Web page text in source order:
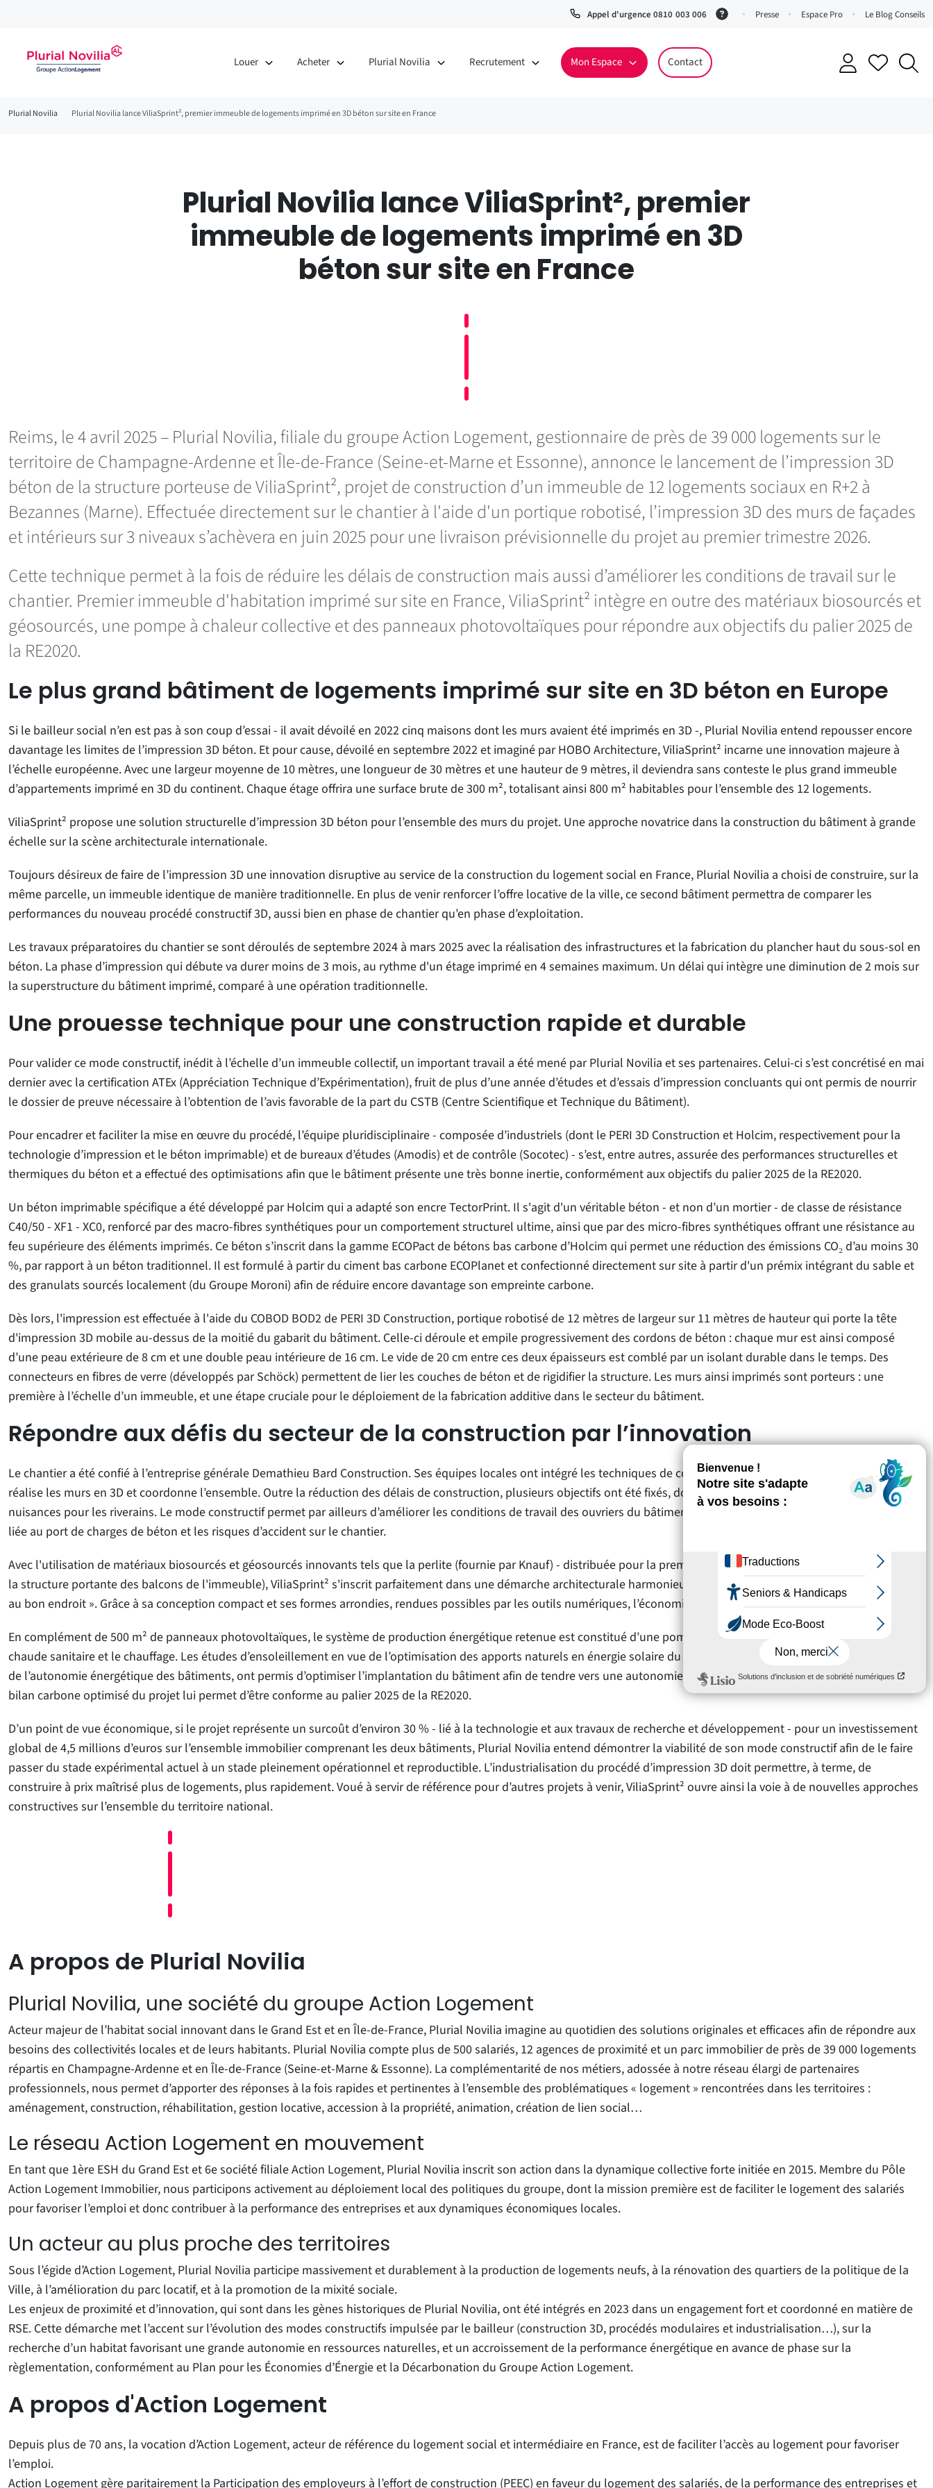
Appel d'urgence 0810 003 006
(ServicePresse Espace Pro Le Blog Conseils
Louer Acheter Plurial Novilia Recrutement Mon Espace Contact
Fil
Plurial Novilia Plurial Novilia lance ViliaSprint², premier immeuble de logements imprimé en 3D béton sur site en France
Plurial Novilia lance ViliaSprint², premier
immeuble de logements imprimé en 3D
béton sur site en France
Reims, le 4 avril 2025 – Plurial Novilia, filiale du groupe Action Logement, gestionnaire de près de 39 000 logements sur le
territoire de Champagne-Ardenne et Île-de-France (Seine-et-Marne et Essonne), annonce le lancement de l’impression 3D
béton de la structure porteuse de ViliaSprint², projet de construction d’un immeuble de 12 logements sociaux en R+2 à
Bezannes (Marne). Effectuée directement sur le chantier à l'aide d'un portique robotisé, l’impression 3D des murs de façades
et intérieurs sur 3 niveaux s’achèvera en juin 2025 pour une livraison prévisionnelle du projet au premier trimestre 2026.
Cette technique permet à la fois de réduire les délais de construction mais aussi d’améliorer les conditions de travail sur le
chantier. Premier immeuble d'habitation imprimé sur site en France, ViliaSprint² intègre en outre des matériaux biosourcés et
géosourcés, une pompe à chaleur collective et des panneaux photovoltaïques pour répondre aux objectifs du palier 2025 de
la RE2020.
Le plus grand bâtiment de logements imprimé sur site en 3D béton en Europe
Si le bailleur social n’en est pas à son coup d’essai - il avait dévoilé en 2022 cinq maisons dont les murs avaient été imprimés en 3D -, Plurial Novilia entend repousser encore
davantage les limites de l’impression 3D béton. Et pour cause, dévoilé en septembre 2022 et imaginé par HOBO Architecture, ViliaSprint² incarne une innovation majeure à
l’échelle européenne. Avec une largeur moyenne de 10 mètres, une longueur de 30 mètres et une hauteur de 9 mètres, il deviendra sans conteste le plus grand immeuble
d’appartements imprimé en 3D du continent. Chaque étage offrira une surface brute de 300 m², totalisant ainsi 800 m² habitables pour l’ensemble des 12 logements.
ViliaSprint² propose une solution structurelle d’impression 3D béton pour l’ensemble des murs du projet. Une approche novatrice dans la construction du bâtiment à grande
échelle sur la scène architecturale internationale.
Toujours désireux de faire de l’impression 3D une innovation disruptive au service de la construction du logement social en France, Plurial Novilia a choisi de construire, sur la
même parcelle, un immeuble identique de manière traditionnelle. En plus de venir renforcer l’offre locative de la ville, ce second bâtiment permettra de comparer les
performances du nouveau procédé constructif 3D, aussi bien en phase de chantier qu’en phase d’exploitation.
Les travaux préparatoires du chantier se sont déroulés de septembre 2024 à mars 2025 avec la réalisation des infrastructures et la fabrication du plancher haut du sous-sol en
béton. La phase d’impression qui débute va durer moins de 3 mois, au rythme d'un étage imprimé en 4 semaines maximum. Un délai qui intègre une diminution de 2 mois sur
la superstructure du bâtiment imprimé, comparé à une opération traditionnelle.
Une prouesse technique pour une construction rapide et durable
Pour valider ce mode constructif, inédit à l’échelle d’un immeuble collectif, un important travail a été mené par Plurial Novilia et ses partenaires. Celui-ci s’est concrétisé en mai
dernier avec la certification ATEx (Appréciation Technique d’Expérimentation), fruit de plus d’une année d’études et d’essais d’impression concluants qui ont permis de nourrir
le dossier de preuve nécessaire à l’obtention de l’avis favorable de la part du CSTB (Centre Scientifique et Technique du Bâtiment).
Pour encadrer et faciliter la mise en œuvre du procédé, l’équipe pluridisciplinaire - composée d’industriels (dont le PERI 3D Construction et Holcim, respectivement pour la
technologie d’impression et le béton imprimable) et de bureaux d’études (Amodis) et de contrôle (Socotec) - s’est, entre autres, assurée des performances structurelles et
thermiques du béton et a effectué des optimisations afin que le bâtiment présente une très bonne inertie, conformément aux objectifs du palier 2025 de la RE2020.
Un béton imprimable spécifique a été développé par Holcim qui a adapté son encre TectorPrint. Il s'agit d'un véritable béton - et non d’un mortier - de classe de résistance
C40/50 - XF1 - XC0, renforcé par des macro-fibres synthétiques pour un comportement structurel ultime, ainsi que par des micro-fibres synthétiques offrant une résistance au
feu supérieure des éléments imprimés. Ce béton s’inscrit dans la gamme ECOPact de bétons bas carbone d’Holcim qui permet une réduction des émissions CO₂ d’au moins 30
%, par rapport à un béton traditionnel. Il est formulé à partir du ciment bas carbone ECOPlanet et confectionné directement sur site à partir d'un prémix intégrant du sable et
des granulats sourcés localement (du Groupe Moroni) afin de réduire encore davantage son empreinte carbone.
Dès lors, l'impression est effectuée à l'aide du COBOD BOD2 de PERI 3D Construction, portique robotisé de 12 mètres de largeur sur 11 mètres de hauteur qui porte la tête
d'impression 3D mobile au-dessus de la moitié du gabarit du bâtiment. Celle-ci déroule et empile progressivement des cordons de béton : chaque mur est ainsi composé
d’une peau extérieure de 8 cm et une double peau intérieure de 16 cm. Le vide de 20 cm entre ces deux épaisseurs est comblé par un isolant durable dans le temps. Des
connecteurs en fibres de verre (développés par Schöck) permettent de lier les couches de béton et de rigidifier la structure. Les murs ainsi imprimés sont porteurs : une
première à l’échelle d’un immeuble, et une étape cruciale pour le déploiement de la fabrication additive dans le secteur du bâtiment.
Répondre aux défis du secteur de la construction par l’innovation
Le chantier a été confié à l’entreprise générale Demathieu Bard Construction. Ses équipes locales ont intégré les techniques de construction de PERI 3D Construction qui
réalise les murs en 3D et coordonne l’ensemble. Outre la réduction des délais de construction, plusieurs objectifs ont été fixés, dont la diminution des déchets et des
nuisances pour les riverains. Le mode constructif permet par ailleurs d’améliorer les conditions de travail des ouvriers du bâtiment, en réduisant drastiquement la pénibilité
liée au port de charges de béton et les risques d’accident sur le chantier.
Avec l'utilisation de matériaux biosourcés et géosourcés innovants tels que la perlite (fournie par Knauf) - distribuée pour la première fois en France - et le bois (employé pour
la structure portante des balcons de l'immeuble), ViliaSprint² s'inscrit parfaitement dans une démarche architecturale harmonieuse, privilégiant l'utilisation du « bon matériau
au bon endroit ». Grâce à sa conception compact et ses formes arrondies, rendues possibles par les outils numériques, l’économie de béton est estimée à 10 %.
En complément de 500 m² de panneaux photovoltaïques, le système de production énergétique retenue est constitué d’une pompe à chaleur collective qui produira l’eau
chaude sanitaire et le chauffage. Les études d’ensoleillement en vue de l’optimisation des apports naturels en énergie solaire du professeur Timo Leukefeld, expert allemand
de l’autonomie énergétique des bâtiments, ont permis d’optimiser l’implantation du bâtiment afin de tendre vers une autonomie globale du projet à hauteur de 60 %. Ainsi, le
bilan carbone optimisé du projet lui permet d’être conforme au palier 2025 de la RE2020.
D’un point de vue économique, si le projet représente un surcoût d’environ 30 % - lié à la technologie et aux travaux de recherche et développement - pour un investissement
global de 4,5 millions d’euros sur l’ensemble immobilier comprenant les deux bâtiments, Plurial Novilia entend démontrer la viabilité de son mode constructif afin de le faire
passer du stade expérimental actuel à un stade pleinement opérationnel et reproductible. L’industrialisation du procédé d’impression 3D doit permettre, à terme, de
construire à prix maîtrisé plus de logements, plus rapidement. Voué à servir de référence pour d’autres projets à venir, ViliaSprint² ouvre ainsi la voie à de nouvelles approches
constructives sur l’ensemble du territoire national.
A propos de Plurial Novilia
Plurial Novilia, une société du groupe Action Logement
Acteur majeur de l’habitat social innovant dans le Grand Est et en Île-de-France, Plurial Novilia imagine au quotidien des solutions originales et efficaces afin de répondre aux
besoins des collectivités locales et de leurs habitants. Plurial Novilia compte plus de 500 salariés, 12 agences de proximité et un parc immobilier de près de 39 000 logements
répartis en Champagne-Ardenne et en Île-de-France (Seine-et-Marne & Essonne). La complémentarité de nos métiers, adossée à notre réseau élargi de partenaires
professionnels, nous permet d’apporter des réponses à la fois rapides et pertinentes à l’ensemble des problématiques « logement » rencontrées dans les territoires :
aménagement, construction, réhabilitation, gestion locative, accession à la propriété, animation, création de lien social…
Le réseau Action Logement en mouvement
En tant que 1ère ESH du Grand Est et 6e société filiale Action Logement, Plurial Novilia inscrit son action dans la dynamique collective forte initiée en 2015. Membre du Pôle
Action Logement Immobilier, nous participons activement au déploiement local des politiques du groupe, dont la mission première est de faciliter le logement des salariés
pour favoriser l’emploi et donc contribuer à la performance des entreprises et aux dynamiques économiques locales.
Un acteur au plus proche des territoires
Sous l’égide d’Action Logement, Plurial Novilia participe massivement et durablement à la production de logements neufs, à la rénovation des quartiers de la politique de la
Ville, à l’amélioration du parc locatif, et à la promotion de la mixité sociale.
Les enjeux de proximité et d’innovation, qui sont dans les gènes historiques de Plurial Novilia, ont été intégrés en 2023 dans un engagement fort et coordonné en matière de
RSE. Cette démarche met l’accent sur l’évolution des modes constructifs impulsée par le bailleur (construction 3D, procédés modulaires et industrialisation…), sur la
recherche d’un habitat favorisant une grande autonomie en ressources naturelles, et un accroissement de la performance énergétique en avance de phase sur la
règlementation, conformément au Plan pour les Économies d’Énergie et la Décarbonation du Groupe Action Logement.
A propos d'Action Logement
Depuis plus de 70 ans, la vocation d’Action Logement, acteur de référence du logement social et intermédiaire en France, est de faciliter l’accès au logement pour favoriser
l’emploi.
Action Logement gère paritairement la Participation des employeurs à l’effort de construction (PEEC) en faveur du logement des salariés, de la performance des entreprises et
de
chat